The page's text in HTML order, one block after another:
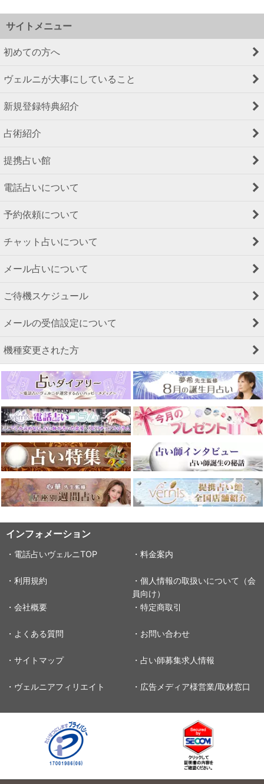
サイトメニュー
初めての方へ
ヴェルニが大事にしていること
新規登録特典紹介
占術紹介
提携占い館
電話占いについて
予約依頼について
チャット占いについて
メール占いについて
ご待機スケジュール
メールの受信設定について
機種変更された方
インフォメーション
・電話占いヴェルニTOP ・料金案内
・利用規約
・個人情報の取扱いについて（会
員向け）
・会社概要
・特定商取引
・よくある質問 ・お問い合わせ
・サイトマップ ・占い師募集求人情報
・ヴェルニアフィリエイト ・広告メディア様営業/取材窓口